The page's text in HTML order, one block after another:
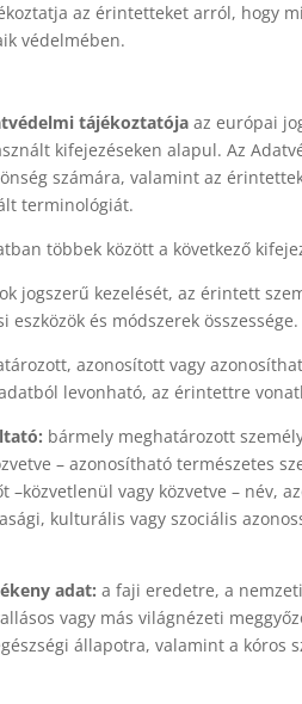
az érintetteket arról, hogy
védelmében.
tájékoztatója az európai
kifejezéseken alapul. Az
számára, valamint az
terminológiát.
többek között a következő
jogszerű kezelését, az érintett
eszközök és módszerek összessége.
azonosított vagy
levonható, az érintettre
bármely meghatározott
– azonosítható természetes
vagy közvetve – név,
kulturális vagy szociális
adat: a faji eredetre, a
vagy más világnézeti
állapotra, valamint a kóros